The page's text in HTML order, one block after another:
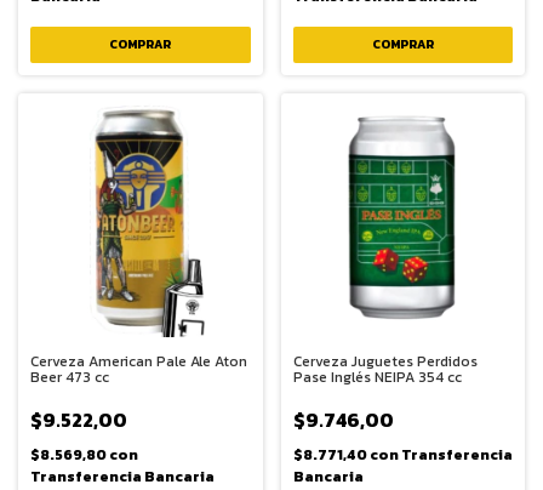
Cerveza American Pale Ale Aton
Beer 473 cc
$9.522,00
$8.569,80con
Transferencia Bancaria
Cerveza Juguetes Perdidos
Pase Inglés NEIPA 354 cc
$9.746,00
$8.771,40conTransferencia
Bancaria